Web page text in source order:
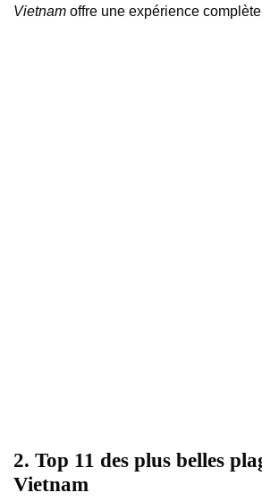
Vietnam offre une expérience
2. Top 11 des plus belles
Vietnam